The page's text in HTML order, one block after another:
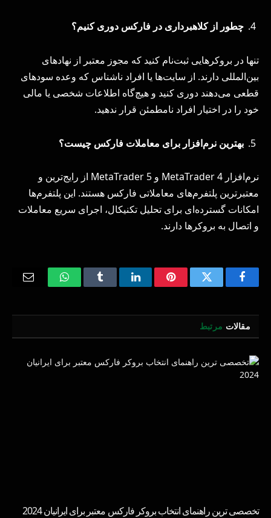
چطور از کلاهبرداری در فارکس دوری کنیم؟
تنها در بروکرهایی ثبت‌نام کنید که مجوز معتبر از نهادهای
بین‌المللی دارند. از سایت‌ها یا افراد ناشناس که وعده سودهای
قطعی می‌دهند دوری کنید و هیچ‌گاه اطلاعات شخصی یا مالی
خود را در اختیار افراد نامطمئن قرار ندهید.
بهترین نرم‌افزار برای معاملات فارکس چیست؟
نرم‌افزار MetaTrader 4 و MetaTrader 5 از رایج‌ترین و
معتبرترین پلتفرم‌های معاملاتی فارکس هستند. این پلتفرم‌ها
امکانات گسترده‌ای برای تحلیل تکنیکال، اجرای سریع معاملات
و اتصال به بروکرها دارند.
Facebook
Twitter
Pinterest
LinkedIn
Tumblr
WhatsApp
مقالات مرتبط
تخصصی ترین راهنمای انتخاب بروکر فارکس معتبر برای ایرانیان 2024